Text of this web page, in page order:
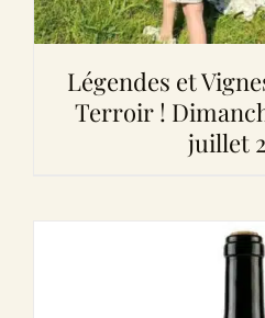
Légendes et
Terroir !
juillet